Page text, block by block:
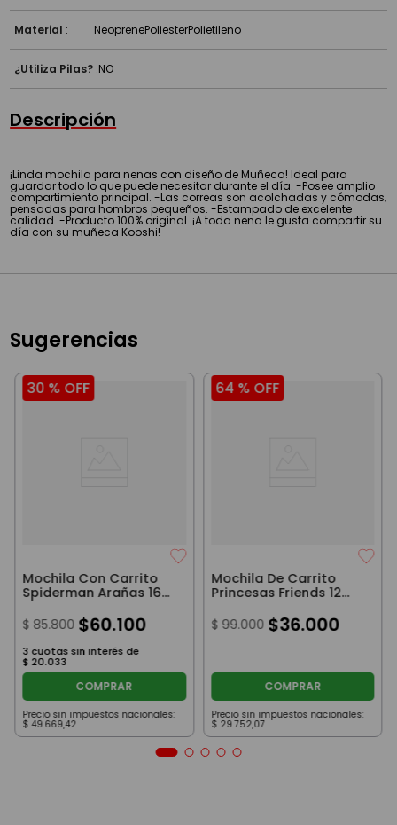
Material : NeoprenePoliesterPolietileno
¿Utiliza Pilas? :NO
Descripción
¡Linda mochila para nenas con diseño de Muñeca! Ideal para
guardar todo lo que puede necesitar durante el día. -Posee amplio
compartimiento principal. -Las correas son acolchadas y cómodas,
pensadas para hombros pequeños. -Estampado de excelente
calidad. -Producto 100% original. ¡A toda nena le gusta compartir su
día con su muñeca Kooshi!
Sugerencias
30 % OFF
Mochila Con Carrito
Spiderman Arañas 16
Pulgadas Azul
$ 85.800 $60.100
3 cuotas sin interés de
$ 20.033
COMPRAR
Precio sin impuestos nacionales:
$ 49.669,42
64 % OFF
Mochila De Carrito
Princesas Friends 12
$ 99.000 $36.000
COMPRAR
Precio sin impuestos nacionales:
$ 29.752,07